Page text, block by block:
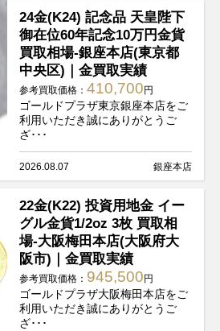
24金(K24) 記念品 天皇陛下
御在位60年記念10万円金貨
買取相場-銀座本店(東京都
中央区)｜金買取実績
参考買取価格：410,700 円
ゴールドプラザ東京銀座本店をご
利用いただき誠にありがとうご
ざ･･･
2026.08.07 銀座本店
22金(K22) 投資用地金 イー
グル金貨1/2oz 3枚 買取相
場-大阪梅田本店(大阪府大
阪市)｜金買取実績
参考買取価格： 945,500 円
ゴールドプラザ大阪梅田本店をご
利用いただき誠にありがとうご
ざ･･･